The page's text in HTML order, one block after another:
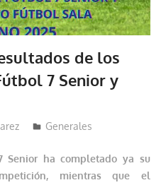
de los
7 Senior y
Generales
Senior ha completado ya su
mientras que el